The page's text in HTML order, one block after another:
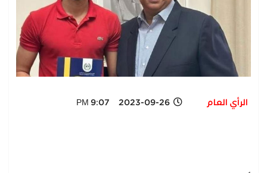
الرأي العام 2023-09-26 9:07 PM